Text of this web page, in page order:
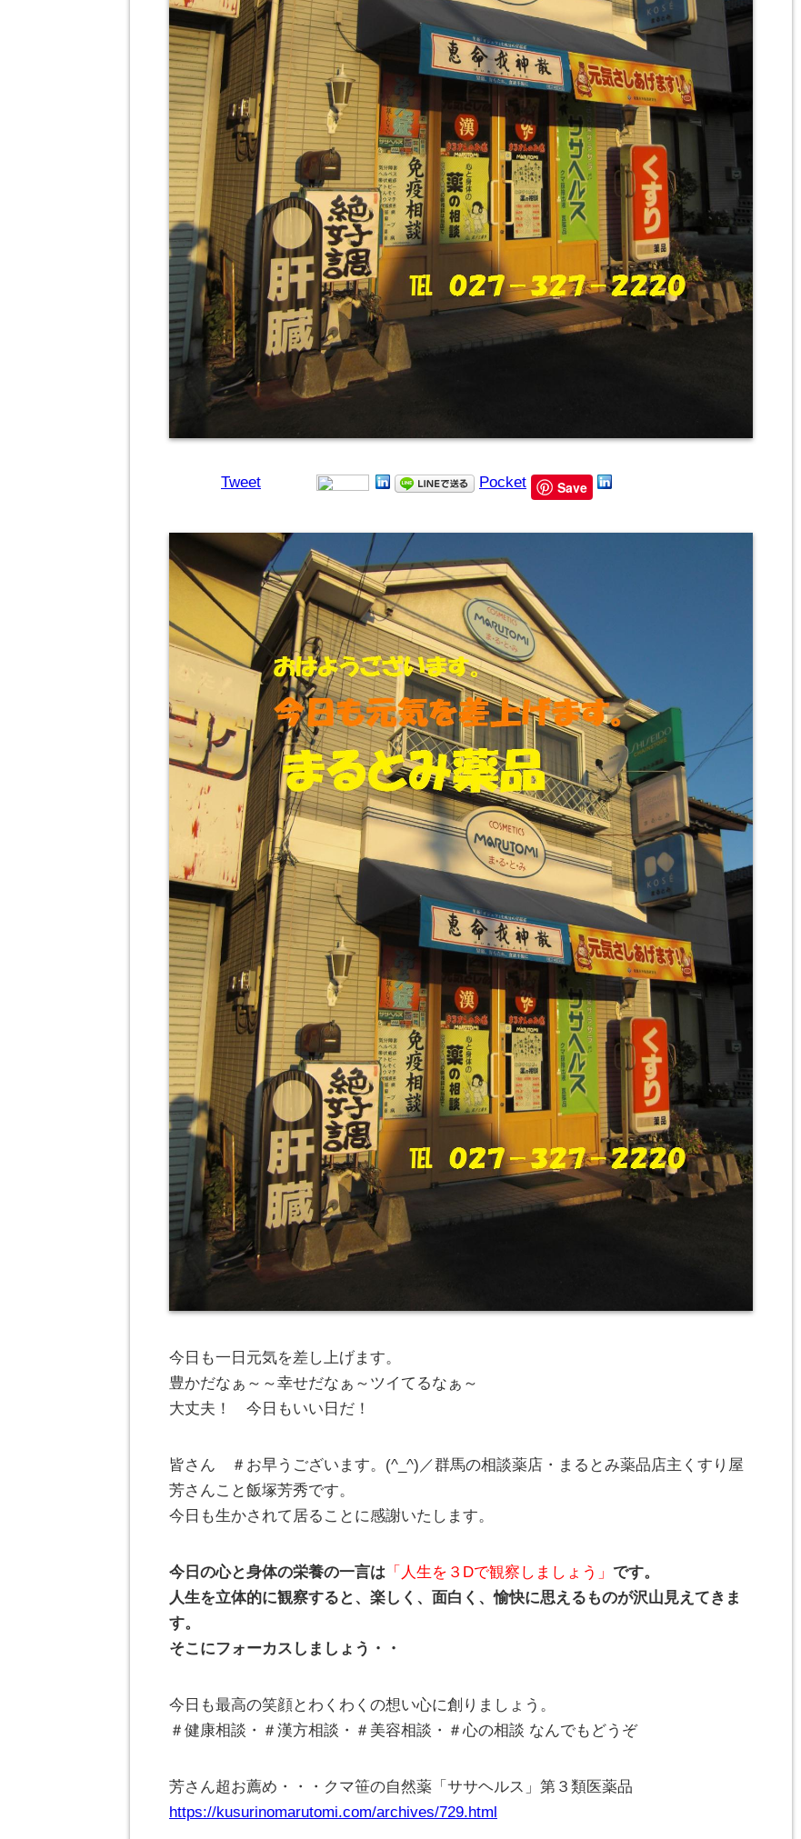
Tweet Pocket Save
今日も一日元気を差し上げます。
豊かだなぁ～～幸せだなぁ～ツイてるなぁ～
大丈夫！ 今日もいい日だ！
皆さん ＃お早うございます。(^_^)／群馬の相談薬店・まるとみ薬品店主くすり屋
芳さんこと飯塚芳秀です。
今日も生かされて居ることに感謝いたします。
今日の心と身体の栄養の一言は 「人生を３Dで観察しましょう」 です。
人生を立体的に観察すると、楽しく、面白く、愉快に思えるものが沢山見えてきま
す。
そこにフォーカスしましょう・・
今日も最高の笑顔とわくわくの想い心に創りましょう。
＃健康相談・＃漢方相談・＃美容相談・＃心の相談 なんでもどうぞ
芳さん超お薦め・・・クマ笹の自然薬「ササヘルス」第３類医薬品
https://kusurinomarutomi.com/archives/729.html